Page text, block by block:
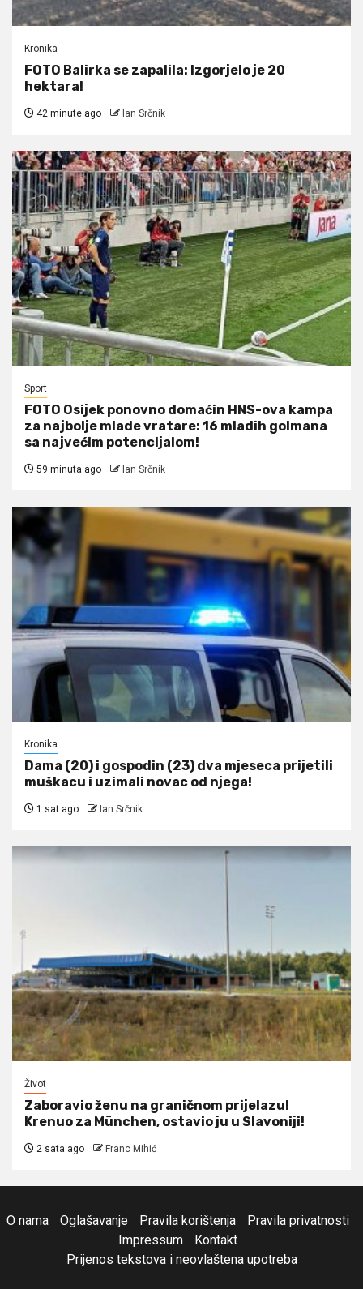
Kronika
FOTO Balirka se zapalila: Izgorjelo je 20
hektara!
42 minute ago Ian Srčnik
Sport
FOTO Osijek ponovno domaćin HNS-ova kampa
za najbolje mlade vratare: 16 mladih golmana
sa najvećim potencijalom!
59 minuta ago Ian Srčnik
Kronika
Dama (20) i gospodin (23) dva mjeseca prijetili
muškacu i uzimali novac od njega!
1 sat ago Ian Srčnik
Život
Zaboravio ženu na graničnom prijelazu!
Krenuo za München, ostavio ju u Slavoniji!
2 sata ago Franc Mihić
O nama Oglašavanje Pravila korištenja
Pravila privatnosti
Impressum
Kontakt
Prijenos tekstova i neovlaštena upotreba